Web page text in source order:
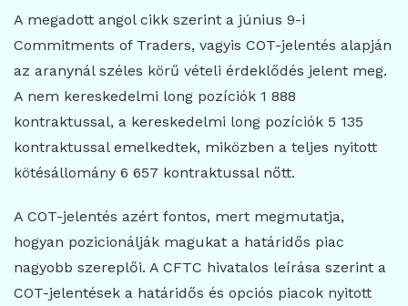
A megadott angol cikk szerint a június 9-i
Commitments of Traders, vagyis COT-jelentés alapján
az aranynál széles körű vételi érdeklődés jelent meg.
A nem kereskedelmi long pozíciók 1 888
kontraktussal, a kereskedelmi long pozíciók 5 135
kontraktussal emelkedtek, miközben a teljes nyitott
kötésállomány 6 657 kontraktussal nőtt.
A COT-jelentés azért fontos, mert megmutatja,
hogyan pozicionálják magukat a határidős piac
nagyobb szereplői. A CFTC hivatalos leírása szerint a
COT-jelentések a határidős és opciós piacok nyitott